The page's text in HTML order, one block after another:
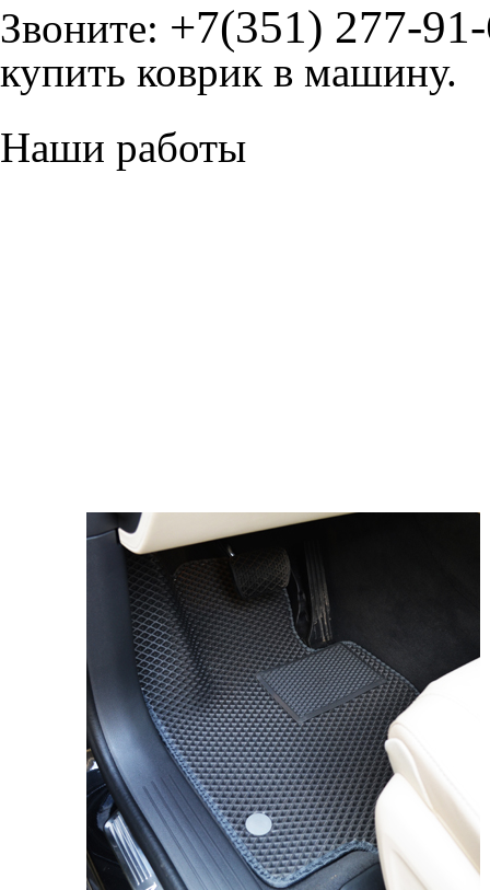
Звоните: +7(351) 277-
купить коврик в машину.
Наши работы
© ателье «Автоковрики
корпус 1.
На нашем сайте в целях
работоспособности
персональных данных,
браузером. Это,